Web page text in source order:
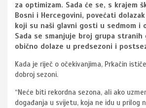
za optimizam. Sada će se, s krajem
Bosni i Hercegovini, povećati
koji su naši glavni gosti u sedmom i
Sada se smanjuje broj grupa
obično dolaze u predsezoni i
Kada je riječ o očekivanjima, Prkačin
dobroj sezoni.
“Neće biti rekordna sezona, ali ako
događanja u svijetu, koja ne idu u prilog